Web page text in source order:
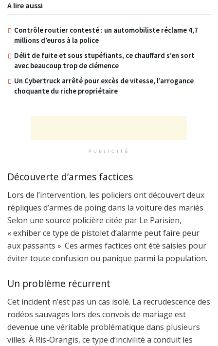
A lire aussi
Contrôle routier contesté : un automobiliste réclame 4,7
millions d’euros à la police
Délit de fuite et sous stupéfiants, ce chauffard s’en sort
avec beaucoup trop de clémence
Un Cybertruck arrêté pour excès de vitesse, l’arrogance
choquante du riche propriétaire
PUBLICITÉ
Découverte d’armes factices
Lors de l’intervention, les policiers ont découvert deux
répliques d’armes de poing dans la voiture des mariés.
Selon une source policière citée par Le Parisien,
« exhiber ce type de pistolet d’alarme peut faire peur
aux passants ». Ces armes factices ont été saisies pour
éviter toute confusion ou panique parmi la population.
Un problème récurrent
Cet incident n’est pas un cas isolé. La recrudescence des
rodéos sauvages lors des convois de mariage est
devenue une véritable problématique dans plusieurs
villes. À Ris-Orangis, ce type d’incivilité a conduit les